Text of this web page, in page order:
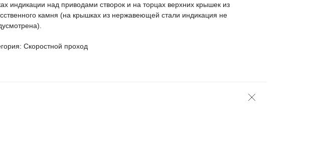
индикации над приводами створок и на торцах верхних крышек из
камня (на крышках из нержавеющей стали индикация не
Скоростной проход